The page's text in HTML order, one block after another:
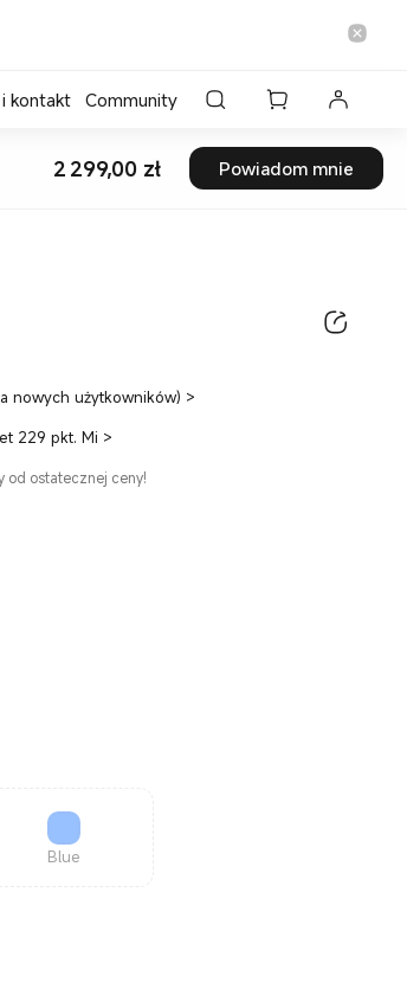
kontakt Community
2 299,00 zł Current Price zł2299
Powiadom mnie
nowych użytkowników) >
229 pkt. Mi >
od ostatecznej ceny!
Blue